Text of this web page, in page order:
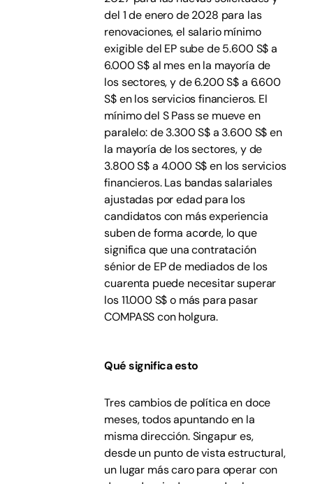
del 1 de enero de 2028 para las
renovaciones, el salario mínimo
exigible del EP sube de 5.600 S$ a
6.000 S$ al mes en la mayoría de
los sectores, y de 6.200 S$ a 6.600
S$ en los servicios financieros. El
mínimo del S Pass se mueve en
paralelo: de 3.300 S$ a 3.600 S$ en
la mayoría de los sectores, y de
3.800 S$ a 4.000 S$ en los servicios
financieros. Las bandas salariales
ajustadas por edad para los
candidatos con más experiencia
suben de forma acorde, lo que
significa que una contratación
sénior de EP de mediados de los
cuarenta puede necesitar superar
los 11.000 S$ o más para pasar
COMPASS con holgura.
Qué significa esto
Tres cambios de política en doce
meses, todos apuntando en la
misma dirección. Singapur es,
desde un punto de vista estructural,
un lugar más caro para operar con